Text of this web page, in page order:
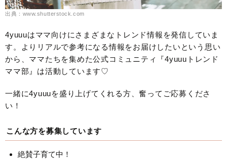
出典：www.shutterstock.com
4yuuuはママ向けにさまざまなトレンド情報を発信していま
す。よりリアルで参考になる情報をお届けしたいという思い
から、ママたちを集めた公式コミュニティ『4yuuuトレンド
ママ部』は活動しています♡
一緒に4yuuuを盛り上げてくれる方、奮ってご応募くださ
い！
こんな方を募集しています
絶賛子育て中！